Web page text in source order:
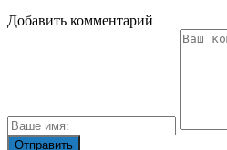
Добавить комментарий